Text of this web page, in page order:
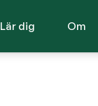
Lär dig Om